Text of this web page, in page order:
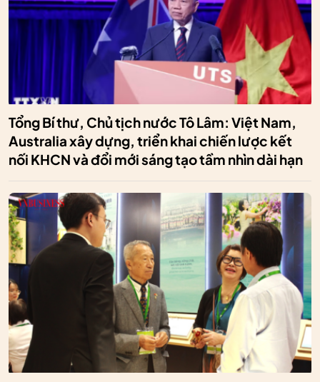
Tổng Bí thư, Chủ tịch nước Tô Lâm: Việt Nam,
Australia xây dựng, triển khai chiến lược kết
nối KHCN và đổi mới sáng tạo tầm nhìn dài hạn